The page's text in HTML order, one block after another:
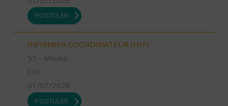
POSTULER
INFIRMIER COORDINATEUR (H/F)
55 - Meuse
CDI
01/07/2026
POSTULER